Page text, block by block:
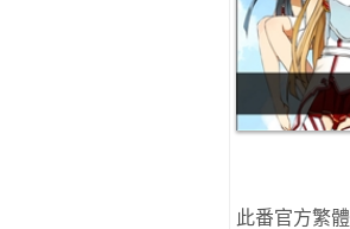
此番官方繁